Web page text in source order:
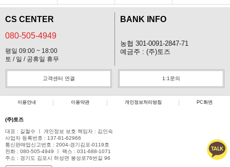
CS CENTER
080-505-4949
평일 09:00 ~ 18:00
토 / 일 / 공휴일 휴무
BANK INFO
농협 301-0091-2847-71
예금주 : (주)토즈
고객센터 연결 1:1문의
이용안내 이용약관 개인정보처리방침 PC화면
(주)토즈
대표 : 길철수 ㅣ 개인정보 보호 책임자 : 김인숙
사업자 등록번호 : 137-81-62966
통신판매업신고번호 : 2004-경기김포-0119호
전화 : 080-505-4949 ㅣ 팩스 : 031-688-1071
주소 : 경기도 김포시 하성면 봉성로76번길 96